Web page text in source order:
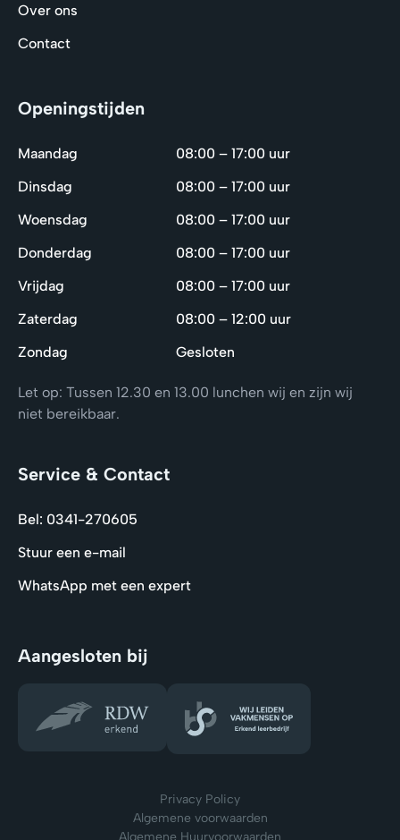
Over ons
Contact
Openingstijden
Maandag
Dinsdag
Woensdag
Donderdag
Vrijdag
Zaterdag
Zondag
08:00 – 17:00 uur
08:00 – 17:00 uur
08:00 – 17:00 uur
08:00 – 17:00 uur
08:00 – 17:00 uur
08:00 – 12:00 uur
Gesloten
Let op: Tussen 12.30 en 13.00 lunchen wij en zijn wij
niet bereikbaar.
Service & Contact
Bel: 0341-270605
Stuur een e-mail
WhatsApp met een expert
Aangesloten bij
Privacy Policy
Algemene voorwaarden
Algemene Huurvoorwaarden